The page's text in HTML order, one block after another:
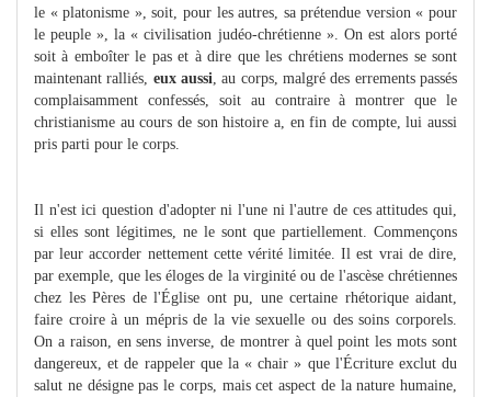
le « platonisme », soit, pour les autres, sa prétendue version « pour
le peuple », la « civilisation judéo-chrétienne ». On est alors porté
soit à emboîter le pas et à dire que les chrétiens modernes se sont
maintenant ralliés, eux aussi , au corps, malgré des errements passés
complaisamment confessés, soit au contraire à montrer que le
christianisme au cours de son histoire a, en fin de compte, lui aussi
pris parti pour le corps.
Il n'est ici question d'adopter ni l'une ni l'autre de ces attitudes qui,
si elles sont légitimes, ne le sont que partiellement. Commençons
par leur accorder nettement cette vérité limitée. Il est vrai de dire,
par exemple, que les éloges de la virginité ou de l'ascèse chrétiennes
chez les Pères de l'Église ont pu, une certaine rhétorique aidant,
faire croire à un mépris de la vie sexuelle ou des soins corporels.
On a raison, en sens inverse, de montrer à quel point les mots sont
dangereux, et de rappeler que la « chair » que l'Écriture exclut du
salut ne désigne pas le corps, mais cet aspect de la nature humaine,